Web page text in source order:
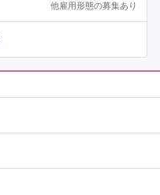
他雇用形態の募集あり